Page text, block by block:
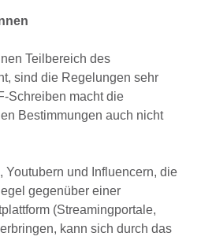
Teilbereich des
sind die Regelungen sehr
Schreiben macht die
Bestimmungen auch nicht
Youtubern und Influencern, die
gegenüber einer
(Streamingportale,
kann sich durch das